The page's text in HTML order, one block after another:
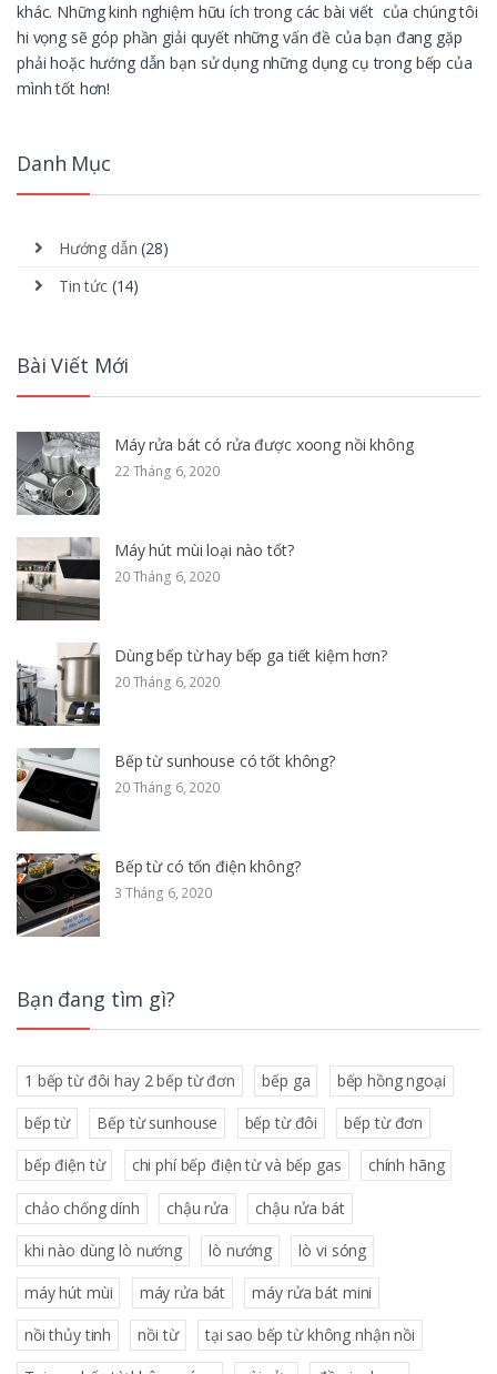
khác. Những kinh nghiệm hữu ích trong các bài viết của chúng tôi
hi vọng sẽ góp phần giải quyết những vấn đề của bạn đang gặp
phải hoặc hướng dẫn bạn sử dụng những dụng cụ trong bếp của
mình tốt hơn!
Danh Mục
Hướng dẫn (28)
Tin tức(14)
Bài Viết Mới
Máy rửa bát có rửa được xoong nồi không
22 Tháng 6, 2020
Máy hút mùi loại nào tốt?
20 Tháng 6, 2020
Dùng bếp từ hay bếp ga tiết kiệm hơn?
20 Tháng 6, 2020
Bếp từ sunhouse có tốt không?
20 Tháng 6, 2020
Bếp từ có tốn điện không?
3 Tháng 6, 2020
Bạn đang tìm gì?
1 bếp từ đôi hay 2 bếp từ đơn bếp ga bếp hồng ngoại
bếp từ Bếp từ sunhouse bếp từ đôi bếp từ đơn
bếp điện từ chi phí bếp điện từ và bếp gas chính hãng
chảo chống dính chậu rửa chậu rửa bát
khi nào dùng lò nướng lò nướng lò vi sóng
máy hút mùi máy rửa bát máy rửa bát mini
nồi thủy tinh nồi từ tại sao bếp từ không nhận nồi